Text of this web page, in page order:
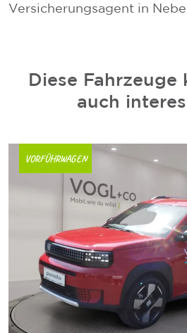
Versicherungsagent in
Diese Fahrzeuge
auch
VORFÜHRWAGEN